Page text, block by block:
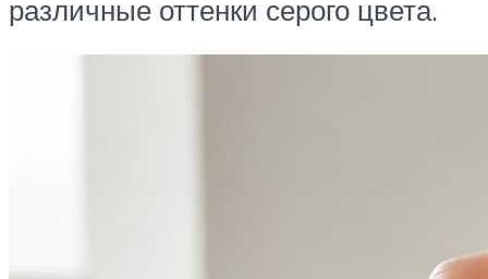
различные оттенки серого цвета.